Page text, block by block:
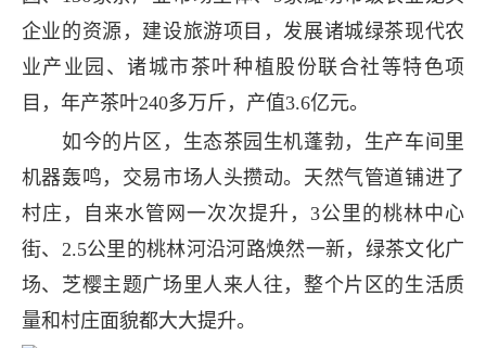
企业的资源，建设旅游项目，发展诸城绿茶现代农
业产业园、诸城市茶叶种植股份联合社等特色项
目，年产茶叶240多万斤，产值3.6亿元。
如今的片区，生态茶园生机蓬勃，生产车间里
机器轰鸣，交易市场人头攒动。天然气管道铺进了
村庄，自来水管网一次次提升，3公里的桃林中心
街、2.5公里的桃林河沿河路焕然一新，绿茶文化广
场、芝樱主题广场里人来人往，整个片区的生活质
量和村庄面貌都大大提升。